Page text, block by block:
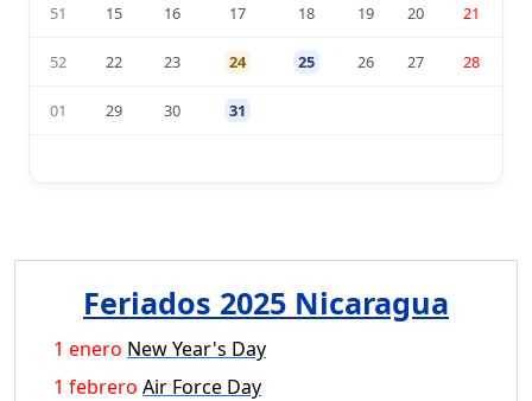
51 15 16 17 18 19 20 21
52 22 23 24 25 26 27 28
01 29 30 31
Feriados 2025 Nicaragua
1 enero New Year's Day
1 febrero Air Force Day